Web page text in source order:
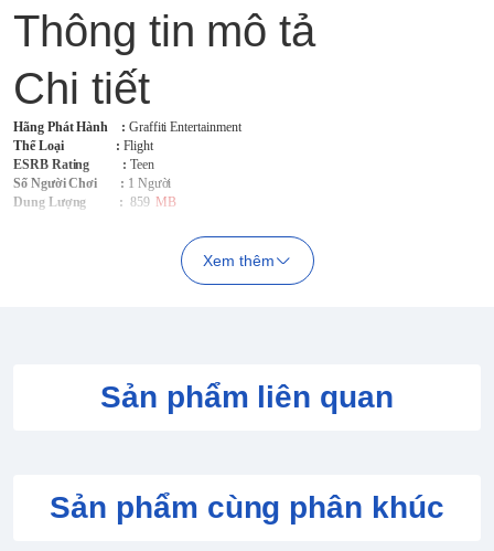
Thông tin mô tả
Chi tiết
Hãng Phát Hành : Graffiti Entertainment
Thể Loại : Flight
ESRB Rating : Teen
Số Người Chơi : 1 Người
Dung Lượng : 859 MB
Xem thêm
Sản phẩm liên quan
Sản phẩm cùng phân khúc